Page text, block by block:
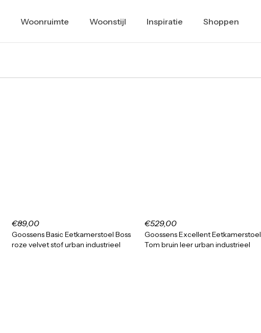
Woonruimte Woonstijl Inspiratie Shoppen
€89,00
Goossens Basic Eetkamerstoel Boss
roze velvet stof urban industrieel
€529,00
Goossens Excellent Eetkamerstoel
Tom bruin leer urban industrieel